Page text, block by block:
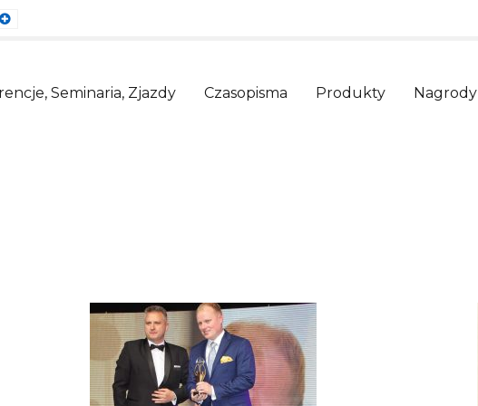
Larger
Seminaria, Zjazdy Czasopisma Produkty Nagrody